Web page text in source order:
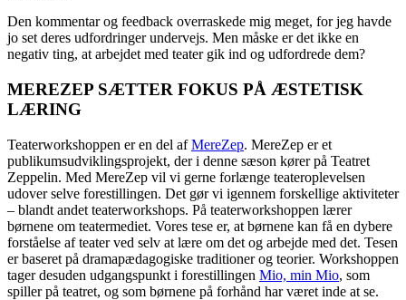
Den kommentar og feedback overraskede mig meget, for jeg havde
jo set deres udfordringer undervejs. Men måske er det ikke en
negativ ting, at arbejdet med teater gik ind og udfordrede dem?
MEREZEP SÆTTER FOKUS PÅ ÆSTETISK
LÆRING
Teaterworkshoppen er en del afMereZep. MereZep er et
publikumsudviklingsprojekt, der i denne sæson kører på Teatret
Zeppelin. Med MereZep vil vi gerne forlænge teateroplevelsen
udover selve forestillingen. Det gør vi igennem forskellige aktiviteter
– blandt andet teaterworkshops. På teaterworkshoppen lærer
børnene om teatermediet. Vores tese er, at børnene kan få en dybere
forståelse af teater ved selv at lære om det og arbejde med det. Tesen
er baseret på dramapædagogiske traditioner og teorier. Workshoppen
tager desuden udgangspunkt i forestillingen Mio, min Mio, som
spiller på teatret, og som børnene på forhånd har været inde at se.